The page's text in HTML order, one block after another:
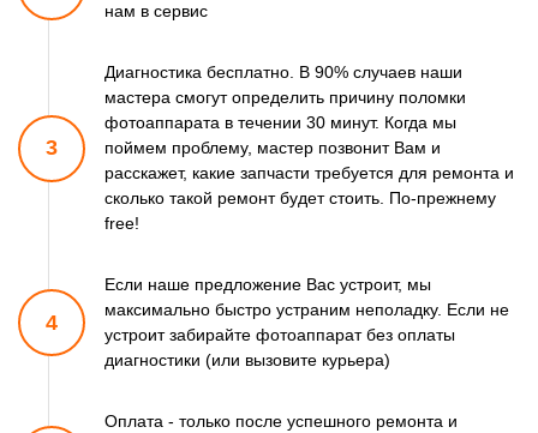
нам в сервис
3
Диагностика бесплатно. В 90% случаев наши
мастера смогутопределить причину поломки
фотоаппарата в течении 30 минут. Когда мы
поймем проблему, мастер позвонит Вам и
расскажет, какие запчасти требуется для ремонта и
сколько такой ремонтбудет стоить. По-прежнему
free!
4
Если наше предложение Вас устроит, мы
максимально быстро устраним неполадку. Если не
устроит забирайте фотоаппаратбез оплаты
диагностики (или вызовите курьера)
Оплата - только после успешного ремонта и